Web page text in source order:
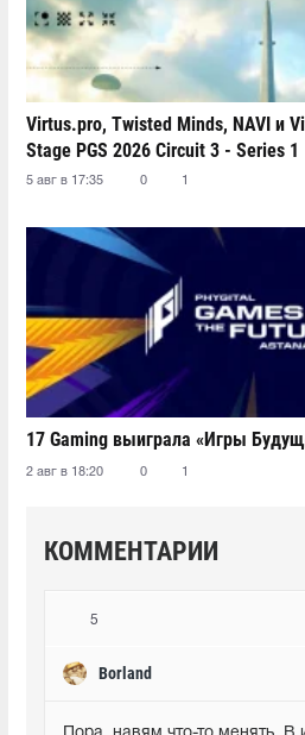
Virtus.pro, Twisted Minds, NAVI и
Stage PGS 2026 Circuit 3 - Series 1
5 авг в 17:35 0 1
17 Gaming выиграла «Игры
2 авг в 18:20 0 1
КОММЕНТАРИИ
5
Borland